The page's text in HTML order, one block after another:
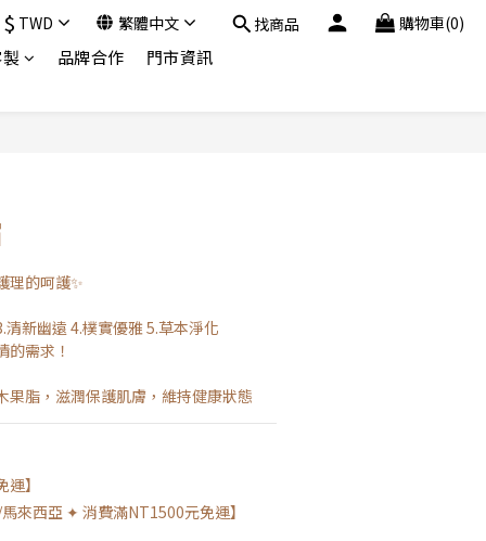
$ TWD 繁體中文 找商品 購物車(0)
品牌合作 門市資訊
理的呵護✨
新幽遠 4.樸實優雅 5.草本淨化
的需求！
果脂，滋潤保護肌膚，維持健康狀態
】
來西亞 ✦ 消費滿NT1500元免運】